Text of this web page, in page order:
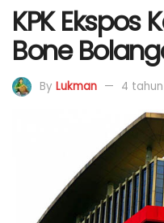
KPK Ekspos
Bone
By Lukman 4